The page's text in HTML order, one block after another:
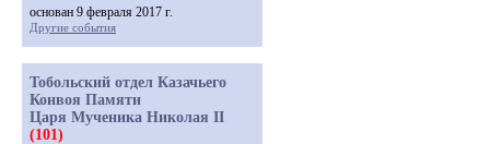
основан 9 февраля 2017 г.
Другие события
Тобольский отдел Казачьего
Конвоя Памяти
Царя Мученика Николая II
(101)